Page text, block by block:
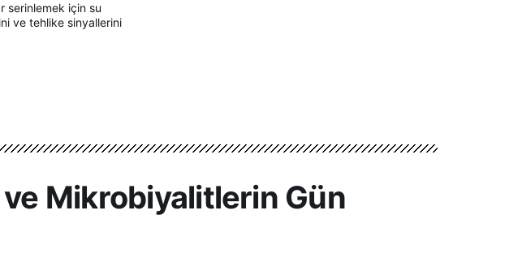
serinlemek için su
ve tehlike sinyallerini
ve Mikrobiyalitlerin Gün